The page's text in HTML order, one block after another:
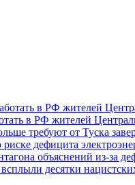
в РФ жителей
требуют от Туска
дефицита
объяснений из-за
десятки